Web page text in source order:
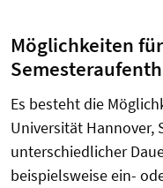
Möglichkeiten
Es besteht die
Universität Hannover,
unterschiedlicher
beispielsweise ein-